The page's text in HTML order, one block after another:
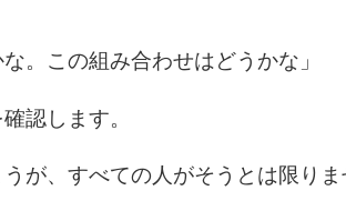
。この組み合わせはどうかな」
認します。
が、すべての人がそうとは限りま